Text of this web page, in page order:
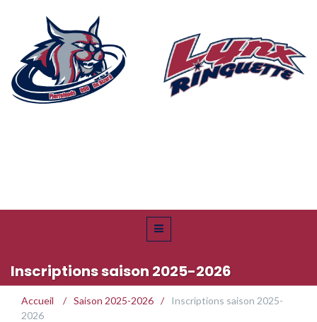
Inscriptions saison 2025-2026
Accueil / Saison 2025-2026 /
Inscriptions saison 2025-
2026